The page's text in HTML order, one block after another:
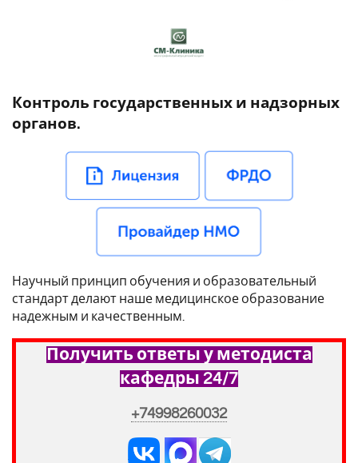
Контроль государственных и надзорных
органов.
Научный принцип обучения и образовательный
стандарт делают наше медицинское образование
надежным и качественным.
Получить ответы у методиста
кафедры 24/7
+74998260032